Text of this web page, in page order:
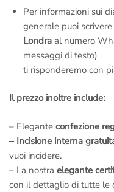
Per informazioni sui
generale puoi
Londraal numero
messaggi di testo)
ti risponderemo con
Il prezzo inoltre include:
– Elegante confezione
– Incisione interna
vuoi incidere.
– La nostra elegante
con il dettaglio di tutte le